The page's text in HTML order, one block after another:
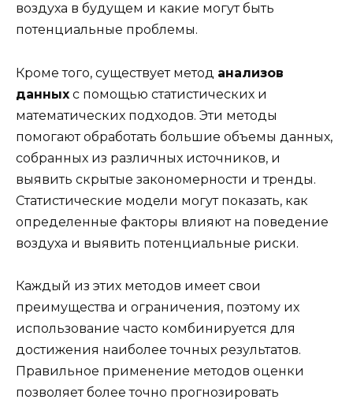
воздуха в будущем и какие могут быть
потенциальные проблемы.
Кроме того, существует метод анализов
данных с помощью статистических и
математических подходов. Эти методы
помогают обработать большие объемы данных,
собранных из различных источников, и
выявить скрытые закономерности и тренды.
Статистические модели могут показать, как
определенные факторы влияют на поведение
воздуха и выявить потенциальные риски.
Каждый из этих методов имеет свои
преимущества и ограничения, поэтому их
использование часто комбинируется для
достижения наиболее точных результатов.
Правильное применение методов оценки
позволяет более точно прогнозировать